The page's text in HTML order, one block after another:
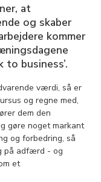
at
og skaber
kommer
business’.
værdi, så er
og regne med,
dem den
gøre noget markant
og forbedring, så
på adfærd - og
et